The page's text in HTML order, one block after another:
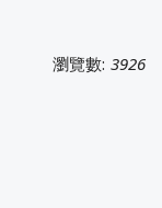
瀏覽數: 3926